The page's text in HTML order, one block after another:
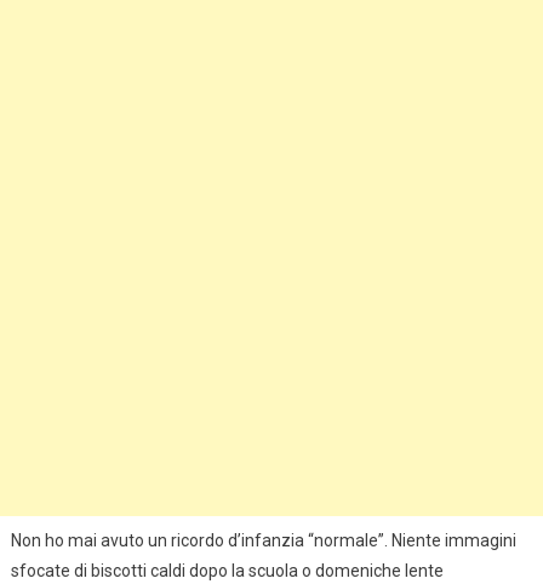
Non ho mai avuto un ricordo d’infanzia “normale”. Niente immagini
sfocate di biscotti caldi dopo la scuola o domeniche lente